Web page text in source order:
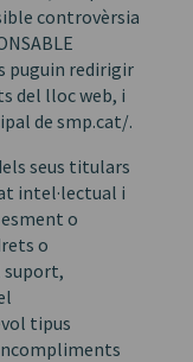
controvèrsia
puguin redirigir
del lloc web, i
de smp.cat/.
seus titulars
intel·lectual i
o
o
suport,
tipus